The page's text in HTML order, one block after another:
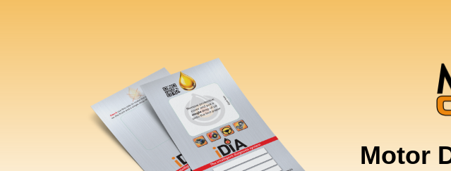
Motor